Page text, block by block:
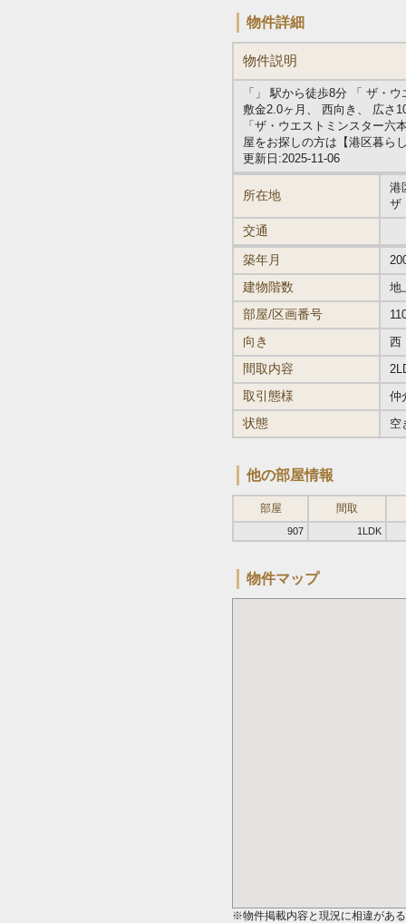
物件詳細
物件説明
「」 駅から徒歩8分 「 ザ・
敷金2.0ヶ月、 西向き、 広さ
「ザ・ウエストミンスター
屋をお探しの方は【港区暮ら
更新日:2025-11-06
所在地
港
ザ
交通
築年月
建物階数 地
部屋/区画番号
向き 西
間取内容
取引態様 仲
状態 空
他の部屋情報
部屋 間取
907 1LDK
物件マップ
※物件掲載内容と現況に相違があ